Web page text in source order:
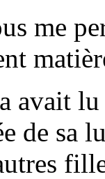
me
avait
de sa